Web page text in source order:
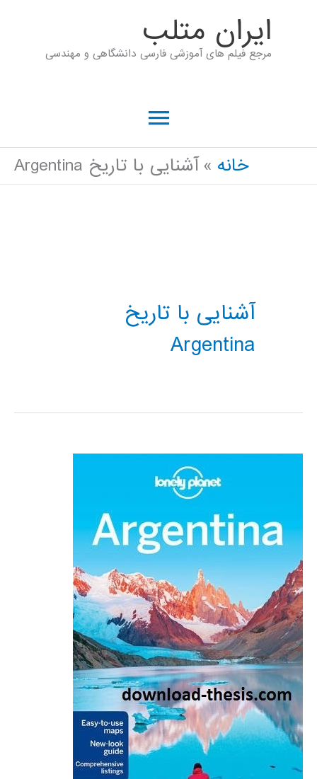
ايران متلب
مرجع فیلم های آموزشی فارسی دانشگاهی و مهندسی
فهرست
اصلی
خانه آشنایی با تاریخ Argentina
آشنایی با تاریخ
Argentina